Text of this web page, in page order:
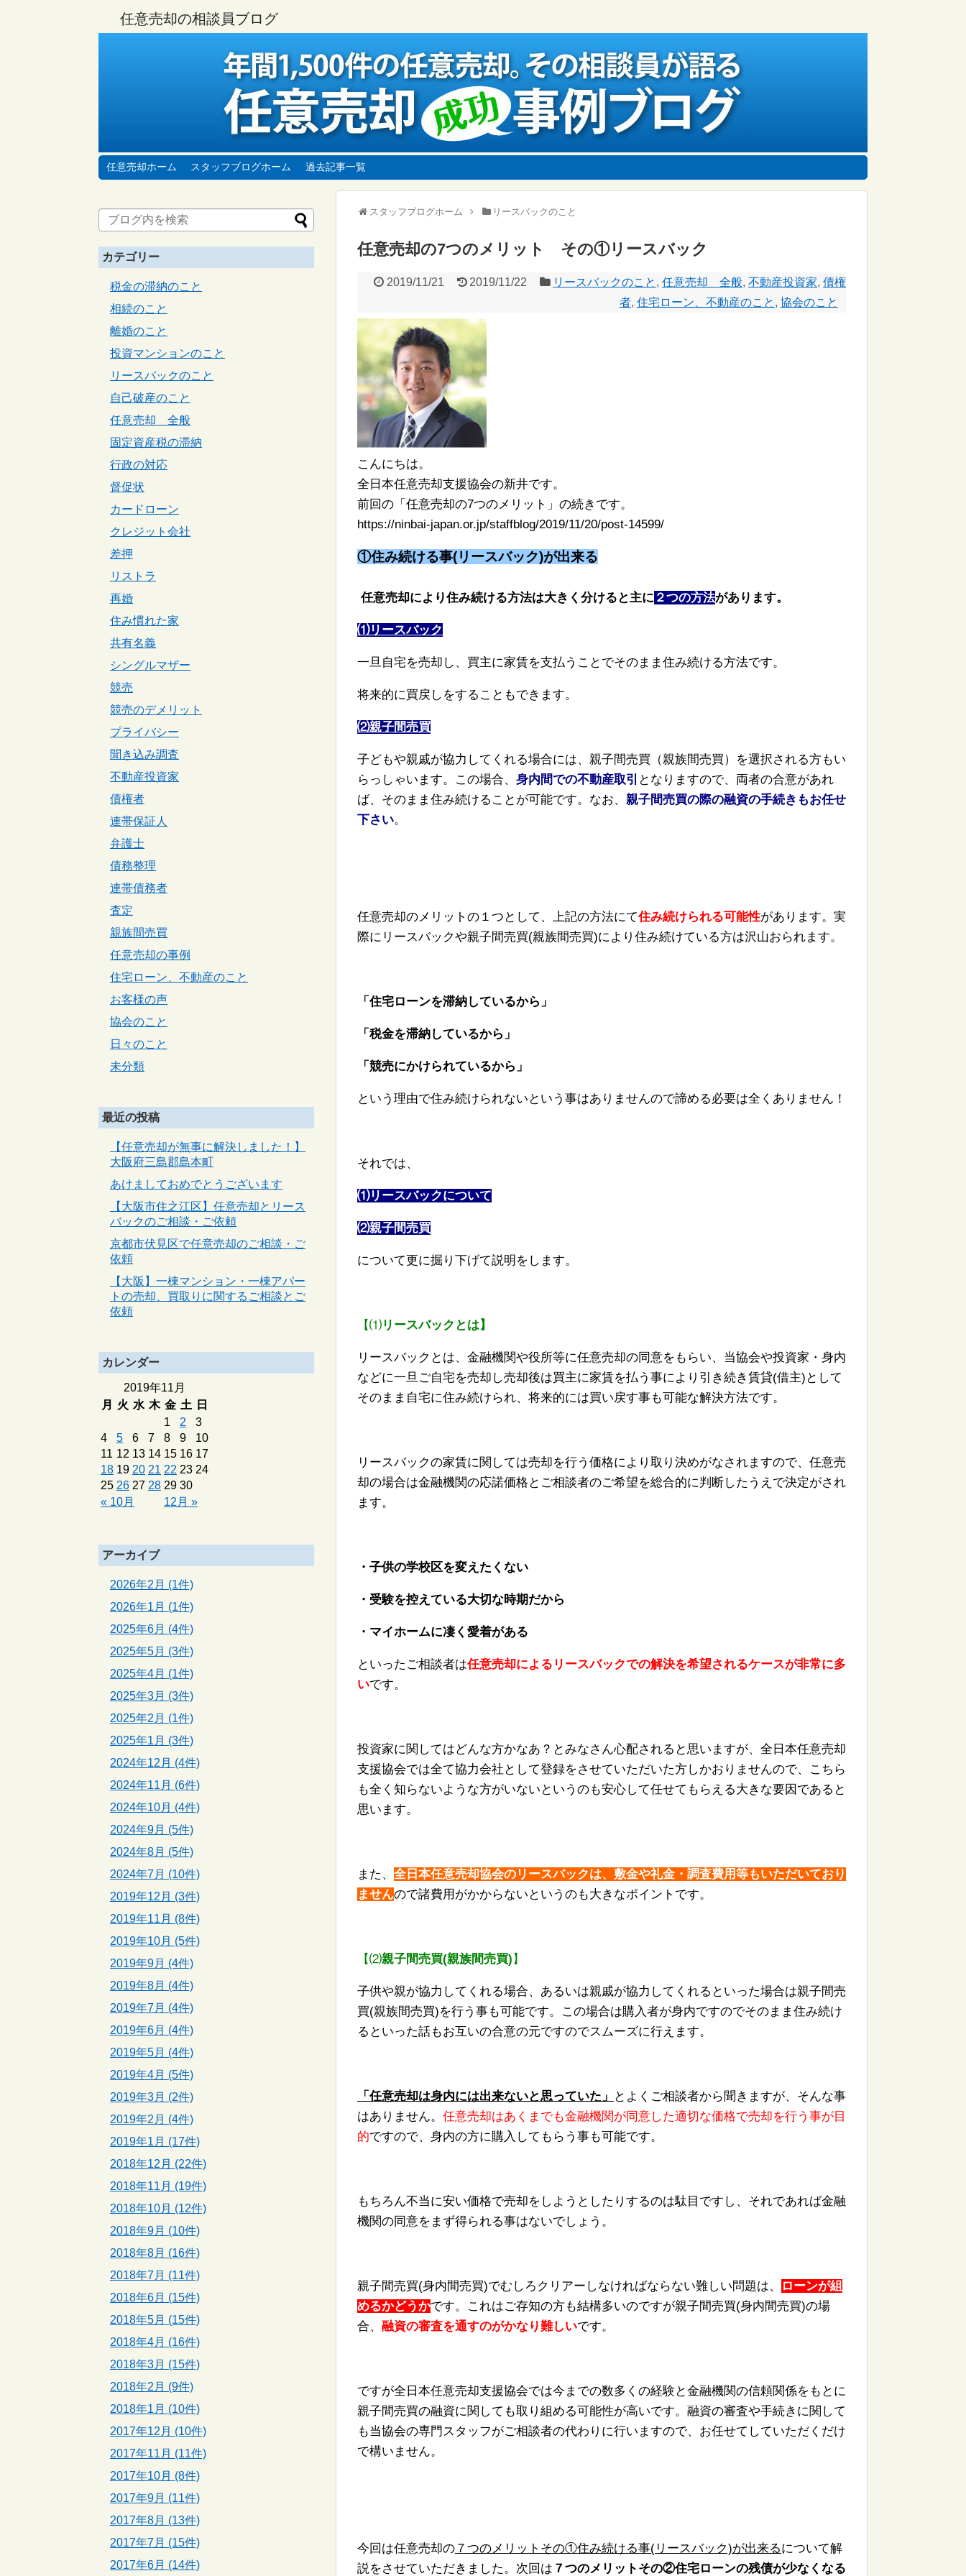
任意売却の相談員ブログ
任意売却ホーム スタッフブログホーム 過去記事一覧
スタッフブログホーム リースバックのこと
任意売却の7つのメリット その①リースバック
2019/11/21 2019/11/22 リースバックのこと , 任意売却 全般, 不動産投資家, 債権
者, 住宅ローン、不動産のこと , 協会のこと
こんにちは。
全日本任意売却支援協会の新井です。
前回の「任意売却の7つのメリット」の続きです。
https://ninbai-japan.or.jp/staffblog/2019/11/20/post-14599/
①住み続ける事(リースバック)が出来る
任意売却により住み続ける方法は大きく分けると主に ２つの方法があります。
⑴リースバック
一旦自宅を売却し、 買主に家賃を支払うことでそのまま住み続ける方法です。
将来的に買戻しをすることもできます。
⑵親子間売買
子どもや親戚が協力してくれる場合には、親子間売買（親族間売買）を選択される方もい
らっしゃいます。この場合、 身内間での不動産取引 となりますので、両者の合意があれ
ば、そのまま 住み続けることが可能です。なお、 親子間売買の際の融資の手続き もお任せ
下さい。
任意売却のメリットの１つとして、 上記の方法にて住み続けられる可能性があります。 実
際にリースバックや親子間売買(親族間売買)により住み続けている方は沢山おられます。
「住宅ローンを滞納しているから」
「税金を滞納しているから」
「競売にかけられているから」
という理由で住み続けられないという事はありませんので諦める必要は全くありません！
それでは、
⑴リースバックについて
⑵親子間売買
について更に掘り下げて説明をします。
【⑴ リースバックとは】
リースバックとは、金融機関や役所等に任意売却の同意をもらい、 当協会や投資家・ 身内
などに一旦ご自宅を売却し売却後は買主に家賃を払う事によ り引き続き賃貸(借主)として
そのまま自宅に住み続けられ、 将来的には買い戻す事も可能な解決方法です。
リースバックの家賃に関しては売却を行う価格により取り決めがなされますので、 任意売
却の場合は金融機関の応諾価格とご相談者のご希望を総合的に判断したうえで決定がされ
ます。
・子供の学校区を変えたくない
・ 受験を控えている大切な時期だから
・ マイホームに凄く愛着がある
といったご相談者は任意売却によるリースバックでの解決を希望されるケースが非常に多
いです。
投資家に関してはどんな方かなあ？ とみなさん心配されると思いますが、 全日本任意売却
支援協会では全て協力会社として登録をさせていただいた方しかおりませんので、
こちら
も全く知らないような方がいないというのも安心して任せて もらえる大きな要因であると
思います。
また、 全日本任意売却協会のリースバックは、敷金や礼金・調査費用等もいただいており
ませんので諸費用がかからないという のも大きなポイントです。
【⑵親子間売買(親族間売買) 】
子供や親が協力してくれる場合、 あるいは親戚が協力してくれるといった場合は親子間売
買(親族間売買)を行う事も可能です。
この場合は購入者が身内ですのでそのまま住み続け
るといった話もお互いの合意の元ですのでスムーズに行えます。
「任意売却は身内には出来ないと思っていた」
とよくご相談者から聞きますが、そんな事
はありません。 任意売却はあくまでも金融機関が同意した適切な価格で売却を行う 事が目
的ですので、身内の方に購入してもらう事も可能です。
もちろん不当に安い価格で売却をしようとしたりするのは駄目です し、 それであれば金融
機関の同意をまず得られる事はないでしょう。
親子間売買(身内間売買)でむしろクリアーしなければならない難しい問題は、
ローンが組
めるかどうかです。 これはご存知の方も結構多いのですが親子間売買(身内間売買)の場
合、 融資の審査を通すのがかなり難しいです。
ですが全日本任意売却支援協会では今までの数多くの経験と金融機関の信頼関係をもとに
親子間売買の融資に関しても取り組める可能性が高いです。 融資の審査や手続きに関して
も当協会の専門スタッフがご相談者の代わりに行いますので、お任せてしていただくだけ
で構いません。
今回は任意売却の ７つのメリットその①住み続ける事( リースバック)が出来るについて解
説をさせていただきました。 次回は ７つのメリット その②住宅ローンの残債が少なくなる
カテゴリー
税金の滞納のこと
相続のこと
離婚のこと
投資マンションのこと
リースバックのこと
自己破産のこと
任意売却 全般
固定資産税の滞納
行政の対応
督促状
カードローン
クレジット会社
差押
リストラ
再婚
住み慣れた家
共有名義
シングルマザー
競売
競売のデメリット
プライバシー
聞き込み調査
不動産投資家
債権者
連帯保証人
弁護士
債務整理
連帯債務者
査定
親族間売買
任意売却の事例
住宅ローン、不動産のこと
お客様の声
協会のこと
日々のこと
未分類
最近の投稿
【任意売却が無事に解決しました！】
大阪府三島郡島本町
あけましておめでとうございます
【大阪市住之江区】任意売却とリース
バックのご相談・ご依頼
京都市伏見区で任意売却のご相談・ご
依頼
【大阪】一棟マンション・一棟アパー
トの売却、買取りに関するご相談とご
依頼
カレンダー
2019年11月
月
火 水 木 金 土 日
« 10月 12月 »
1 2
3
4
5 6 7 8 9
10
11 12 13 14 15 16 17
18 19 20 21 22 23 24
25 26 27 28 29 30
アーカイブ
2026年2月 (1件)
2026年1月 (1件)
2025年6月 (4件)
2025年5月 (3件)
2025年4月 (1件)
2025年3月 (3件)
2025年2月 (1件)
2025年1月 (3件)
2024年12月 (4件)
2024年11月 (6件)
2024年10月 (4件)
2024年9月 (5件)
2024年8月 (5件)
2024年7月 (10件)
2019年12月 (3件)
2019年11月 (8件)
2019年10月 (5件)
2019年9月 (4件)
2019年8月 (4件)
2019年7月 (4件)
2019年6月 (4件)
2019年5月 (4件)
2019年4月 (5件)
2019年3月 (2件)
2019年2月 (4件)
2019年1月 (17件)
2018年12月 (22件)
2018年11月 (19件)
2018年10月 (12件)
2018年9月 (10件)
2018年8月 (16件)
2018年7月 (11件)
2018年6月 (15件)
2018年5月 (15件)
2018年4月 (16件)
2018年3月 (15件)
2018年2月 (9件)
2018年1月 (10件)
2017年12月 (10件)
2017年11月 (11件)
2017年10月 (8件)
2017年9月 (11件)
2017年8月 (13件)
2017年7月 (15件)
2017年6月 (14件)